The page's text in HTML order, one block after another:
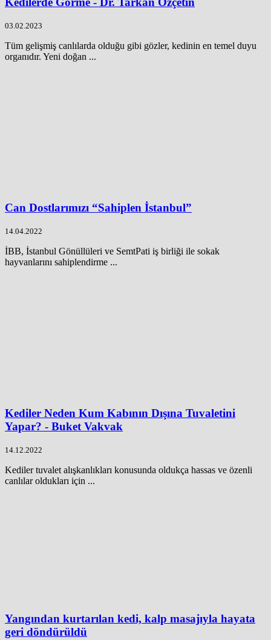
03.02.2023
Tüm gelişmiş canlılarda olduğu gibi gözler, kedinin en temel duyu
organıdır. Yeni doğan ...
Can Dostlarımızı “Sahiplen İstanbul”
14.04.2022
İBB, İstanbul Gönüllüleri ve SemtPati iş birliği ile sokak
hayvanlarını sahiplendirme ...
Kediler Neden Kum Kabının Dışına Tuvaletini
Yapar? - Buket Vakvak
14.12.2022
Kediler tuvalet alışkanlıkları konusunda oldukça hassas ve özenli
canlılar oldukları için ...
Yangından kurtarılan kedi, kalp masajıyla hayata
geri döndürüldü